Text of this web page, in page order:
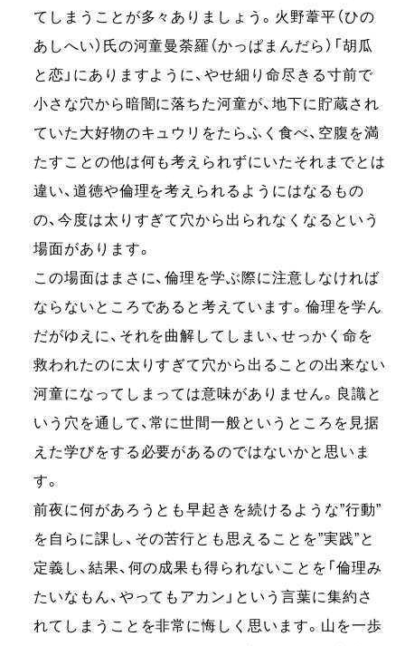
てしまうことが多々ありましょう。火野葦平（ひの
あしへい）氏の河童曼荼羅（かっぱまんだら）「胡瓜
と恋」にありますように、やせ細り命尽きる寸前で
小さな穴から暗闇に落ちた河童が、地下に貯蔵され
ていた大好物のキュウリをたらふく食べ、空腹を満
たすことの他は何も考えられずにいたそれまでとは
違い、道徳や倫理を考えられるようにはなるもの
の、今度は太りすぎて穴から出られなくなるという
場面があります。
この場面はまさに、倫理を学ぶ際に注意しなければ
ならないところであると考えています。倫理を学ん
だがゆえに、それを曲解してしまい、せっかく命を
救われたのに太りすぎて穴から出ることの出来ない
河童になってしまっては意味がありません。良識と
いう穴を通して、常に世間一般というところを見据
えた学びをする必要があるのではないかと思いま
す。
前夜に何があろうとも早起きを続けるような”行動”
を自らに課し、その苦行とも思えることを”実践”と
定義し、結果、何の成果も得られないことを「倫理み
たいなもん、やってもアカン」という言葉に集約さ
れてしまうことを非常に悔しく思います。山を一歩